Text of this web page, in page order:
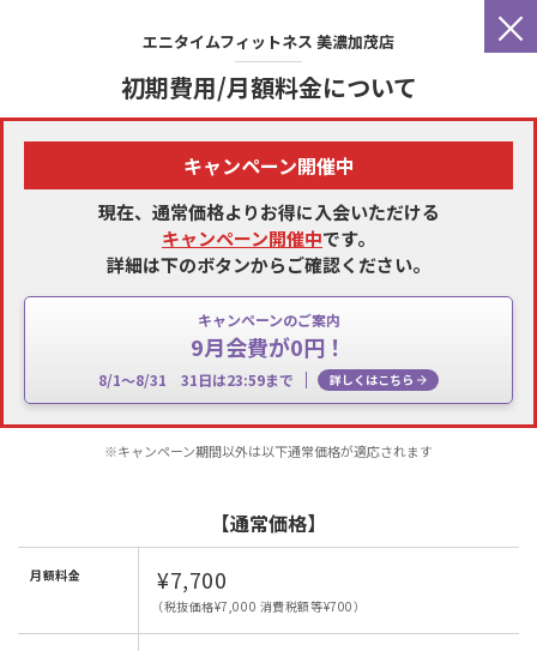
×
エニタイムフィットネス 美濃加茂店
初期費用/月額料金について
キャンペーン開催中
現在、通常価格よりお得に入会いただける
キャンペーン開催中です。
詳細は下のボタンからご確認ください。
キャンペーンのご案内
9月会費が0円！
8/1～8/31 31日は23:59まで 詳しくはこちら
※キャンペーン期間以外は以下通常価格が適応されます
【通常価格】
月額料金 ¥7,700
（税抜価格¥7,000 消費税額等¥700）